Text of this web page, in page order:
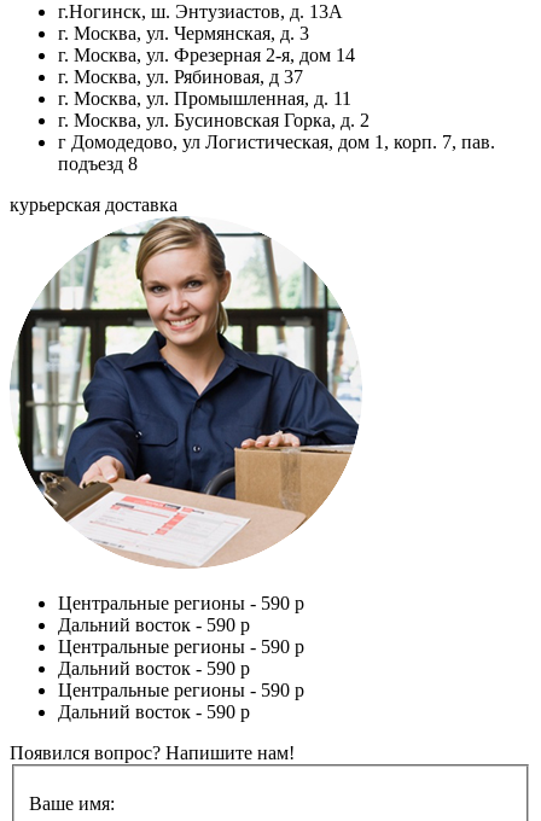
г.Ногинск, ш. Энтузиастов, д. 13А
г. Москва, ул. Чермянская, д. 3
г. Москва, ул. Фрезерная 2-я, дом 14
г. Москва, ул. Рябиновая, д 37
г. Москва, ул. Промышленная, д. 11
г. Москва, ул. Бусиновская Горка, д. 2
г Домодедово, ул Логистическая, дом 1, корп. 7, пав.
подъезд 8
курьерская доставка
Центральные регионы - 590 р
Дальний восток - 590 р
Центральные регионы - 590 р
Дальний восток - 590 р
Центральные регионы - 590 р
Дальний восток - 590 р
Появился вопрос? Напишите нам!
Ваше имя: